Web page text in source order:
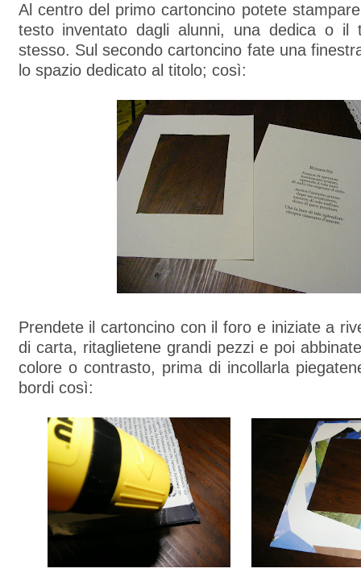
Al centro del primo cartoncino potete
testo inventato dagli alunni, una dedica o il
stesso. Sul secondo cartoncino fate una
lo spazio dedicato al titolo; così:
Prendete il cartoncino con il foro e iniziate a
di carta, ritaglietene grandi pezzi e poi
colore o contrasto, prima di incollarla
bordi così: